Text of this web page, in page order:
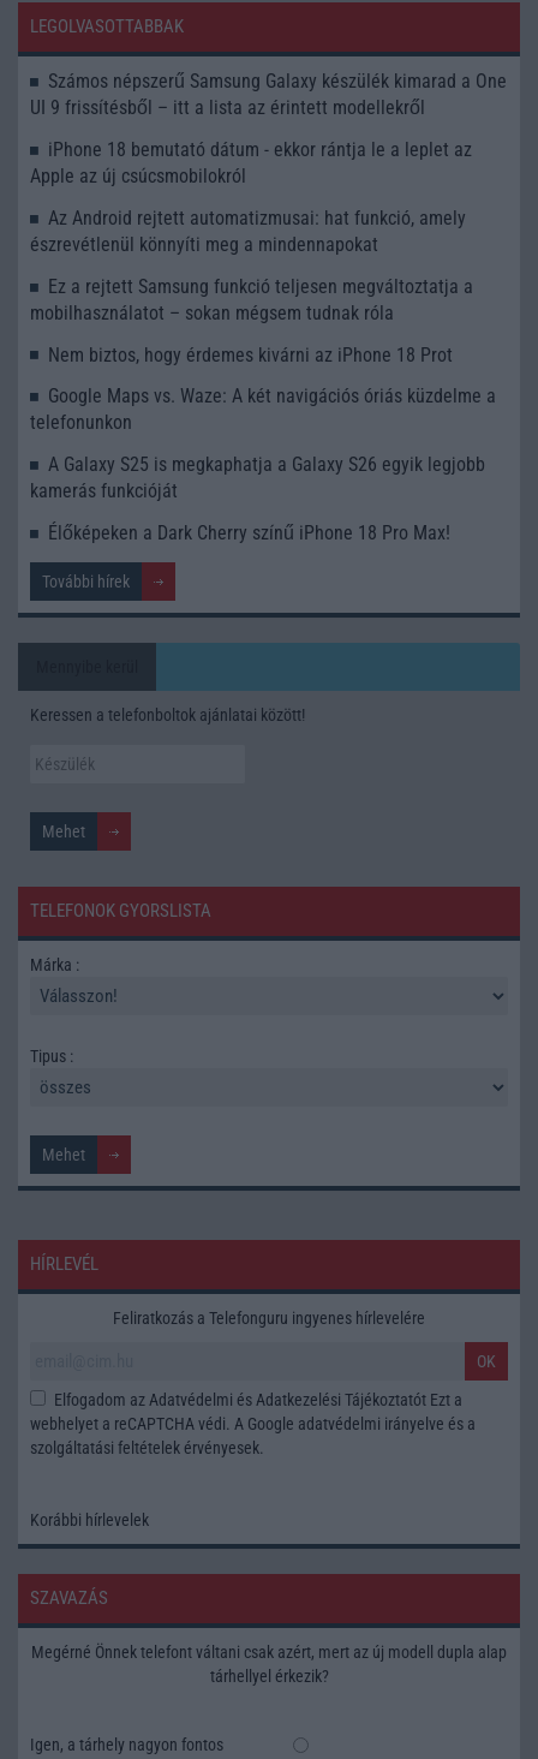
LEGOLVASOTTABBAK
Számos népszerű Samsung Galaxy készülék kimarad a One
UI 9 frissítésből – itt a lista az érintett modellekről
iPhone 18 bemutató dátum - ekkor rántja le a leplet az
Apple az új csúcsmobilokról
Az Android rejtett automatizmusai: hat funkció, amely
észrevétlenül könnyíti meg a mindennapokat
Ez a rejtett Samsung funkció teljesen megváltoztatja a
mobilhasználatot – sokan mégsem tudnak róla
Nem biztos, hogy érdemes kivárni az iPhone 18 Prot
Google Maps vs. Waze: A két navigációs óriás küzdelme a
telefonunkon
A Galaxy S25 is megkaphatja a Galaxy S26 egyik legjobb
kamerás funkcióját
Élőképeken a Dark Cherry színű iPhone 18 Pro Max!
További hírek
Keressen a telefonboltok ajánlatai között!
TELEFONOK GYORSLISTA
Márka :
Tipus :
HÍRLEVÉL
Feliratkozás a Telefonguru ingyenes hírlevelére
OK
Elfogadom azAdatvédelmi és Adatkezelési Tájékoztatót Ezt a
webhelyet a reCAPTCHA védi. A Google adatvédelmi irányelve és a
szolgáltatási feltételek érvényesek.
Korábbi hírlevelek
SZAVAZÁS
Megérné Önnek telefont váltani csak azért, mert az új modell dupla alap
tárhellyel érkezik?
Igen, a tárhely nagyon fontos